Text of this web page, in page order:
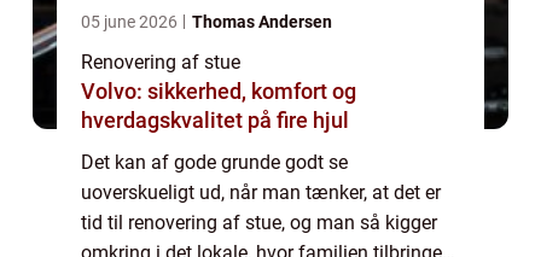
05 june 2026 Thomas Andersen
Renovering af stue
Volvo: sikkerhed, komfort og
hverdagskvalitet på fire hjul
Det kan af gode grunde godt se
uoverskueligt ud, når man tænker, at det er
tid til renovering af stue, og man så kigger